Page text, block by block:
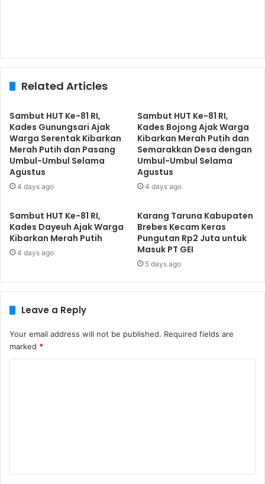
Related Articles
Sambut HUT Ke-81 RI,
Kades Gunungsari Ajak
Warga Serentak Kibarkan
Merah Putih dan Pasang
Umbul-Umbul Selama
Agustus
4 days ago
Sambut HUT Ke-81 RI,
Kades Bojong Ajak Warga
Kibarkan Merah Putih dan
Semarakkan Desa dengan
Umbul-Umbul Selama
Agustus
4 days ago
Sambut HUT Ke-81 RI,
Kades Dayeuh Ajak Warga
Kibarkan Merah Putih
4 days ago
​Karang Taruna Kabupaten
Brebes Kecam Keras
Pungutan Rp2 Juta untuk
Masuk PT GEI
5 days ago
Leave a Reply
Your email address will not be published. Required fields are
marked *
t